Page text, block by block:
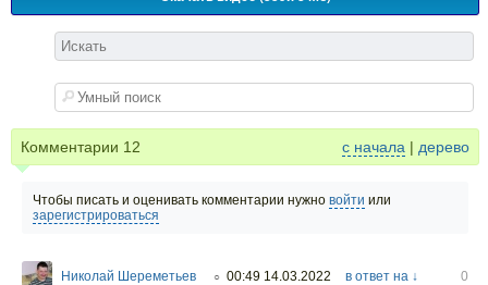
Комментарии 12 с начала | дерево
Чтобы писать и оценивать комментарии нужно войти или
зарегистрироваться
Николай Шереметьев ○ 00:49 14.03.2022 в ответ на ↓
0